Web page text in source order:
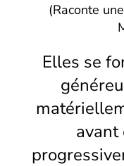
(Raconte
Elles se
avant